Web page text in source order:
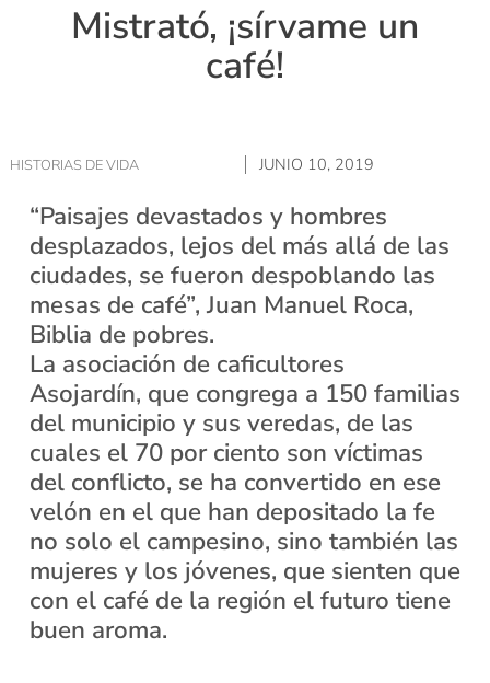
Mistrató, ¡sírvame un
café!
HISTORIAS DE VIDA JUNIO 10, 2019
“Paisajes devastados y hombres
desplazados, lejos del más allá de las
ciudades, se fueron despoblando las
mesas de café”, Juan Manuel Roca,
Biblia de pobres.
La asociación de caficultores
Asojardín, que congrega a 150 familias
del municipio y sus veredas, de las
cuales el 70 por ciento son víctimas
del conflicto, se ha convertido en ese
velón en el que han depositado la fe
no solo el campesino, sino también las
mujeres y los jóvenes, que sienten que
con el café de la región el futuro tiene
buen aroma.